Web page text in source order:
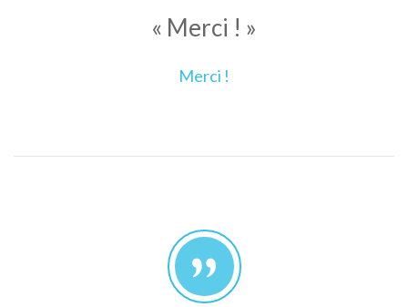
« Merci ! »
Merci !